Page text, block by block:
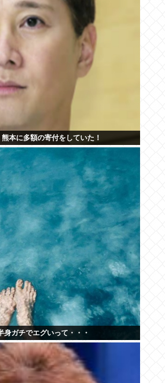
本に多額の寄付をしていた！
ガチでエグいって・・・